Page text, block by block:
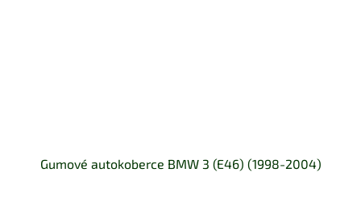
Gumové autokoberce BMW 3 (E46) (1998-2004)